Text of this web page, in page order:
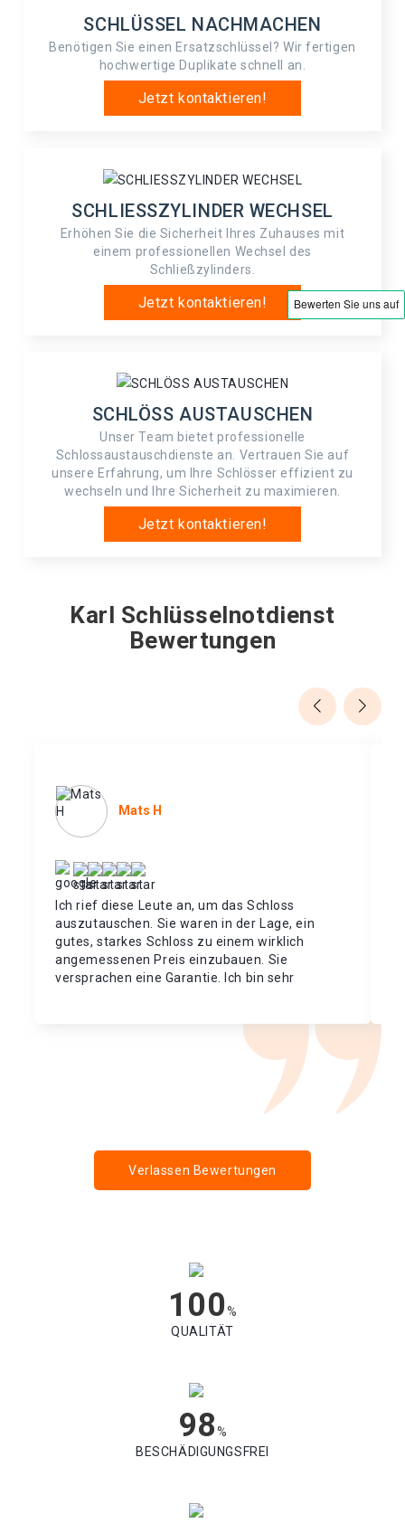
SCHLÜSSEL NACHMACHEN
Benötigen Sie einen Ersatzschlüssel? Wir fertigen
hochwertige Duplikate schnell an.
Jetzt kontaktieren!
SCHLIESSZYLINDER WECHSEL
Erhöhen Sie die Sicherheit Ihres Zuhauses mit
einem professionellen Wechsel des
Schließzylinders.
Jetzt kontaktieren!
SCHLÖSS AUSTAUSCHEN
Unser Team bietet professionelle
Schlossaustauschdienste an. Vertrauen Sie auf
unsere Erfahrung, um Ihre Schlösser effizient zu
wechseln und Ihre Sicherheit zu maximieren.
Jetzt kontaktieren!
Karl Schlüsselnotdienst
Bewertungen
Mats H
Ich rief diese Leute an, um das Schloss
auszutauschen. Sie waren in der Lage, ein
gutes, starkes Schloss zu einem wirklich
angemessenen Preis einzubauen. Sie
versprachen eine Garantie. Ich bin sehr
Verlassen Bewertungen
100%
QUALITÄT
98%
BESCHÄDIGUNGSFREI